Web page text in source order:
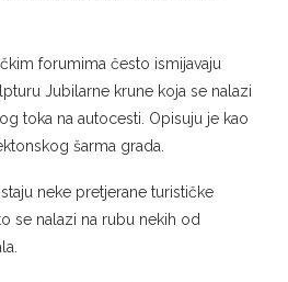
forumima često ismijavaju
Jubilarne krune koja se nalazi
toka na autocesti. Opisuju je kao
šarma grada.
neke pretjerane turističke
se nalazi na rubu nekih od